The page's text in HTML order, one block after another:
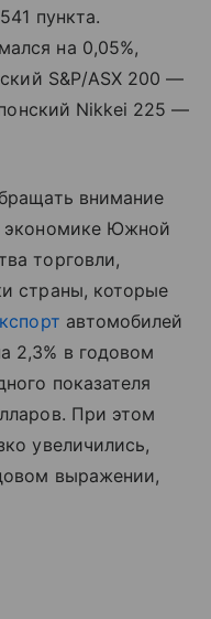
пункта.
на 0,05%,
S&P/ASX 200 —
Nikkei 225 —
внимание
экономике Южной
торговли,
страны, которые
автомобилей
2,3% в годовом
показателя
При этом
увеличились,
выражении,